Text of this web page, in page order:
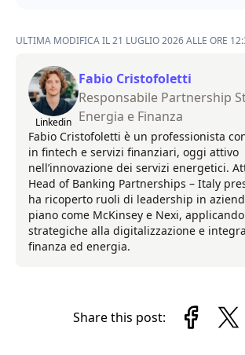
ULTIMA MODIFICA IL 21 LUGLIO 2026 ALLE ORE
Linkedin
Fabio Cristofoletti
Responsabile Partnership
Energia e Finanza
Fabio Cristofoletti è un professionista
in fintech e servizi finanziari, oggi attivo
nell’innovazione dei servizi energetici.
Head of Banking Partnerships – Italy
ha ricoperto ruoli di leadership in
piano come McKinsey e Nexi,
strategiche alla digitalizzazione e
finanza ed energia.
Share this post: